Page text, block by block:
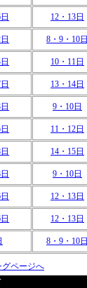
12・13日
8・9・10日
10・11日
13・14日
9・10日
11・12日
14・15日
9・10日
12・13日
12・13日
8・9・10日
ページへ